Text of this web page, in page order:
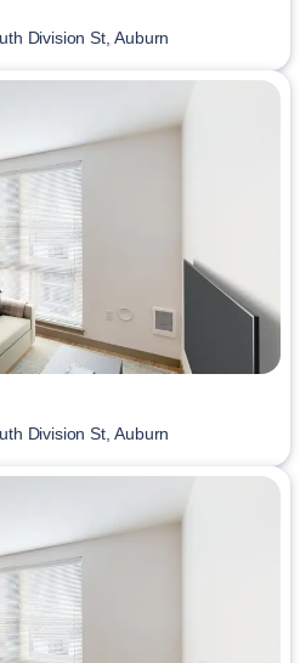
Division St, Auburn
Division St, Auburn